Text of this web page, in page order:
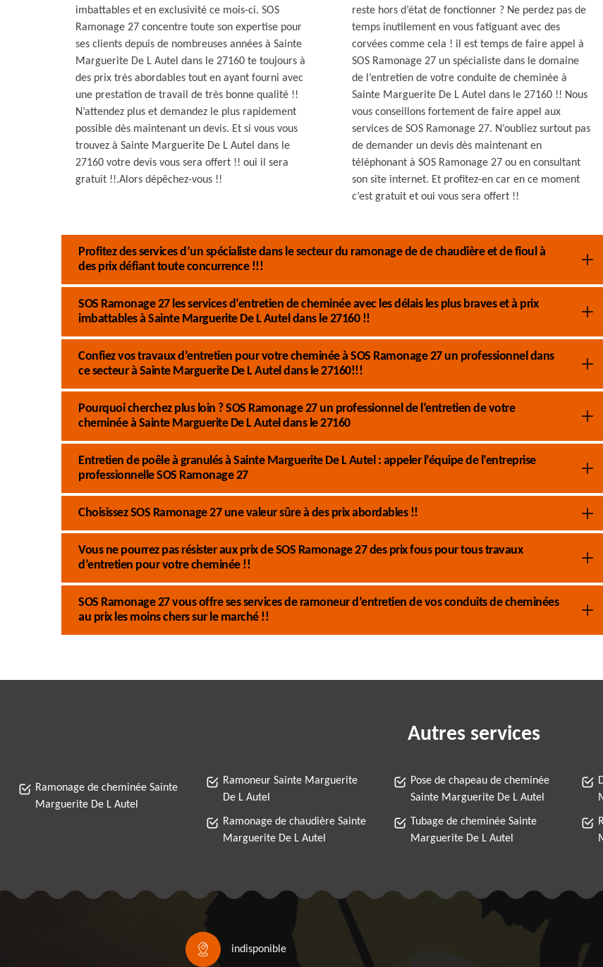
imbattables et en exclusivité ce mois-ci. SOS
Ramonage 27 concentre toute son expertise pour
ses clients depuis de nombreuses années à Sainte
Marguerite De L Autel dans le 27160 te toujours à
des prix très abordables tout en ayant fourni avec
une prestation de travail de très bonne qualité !!
N’attendez plus et demandez le plus rapidement
possible dès maintenant un devis. Et si vous vous
trouvez à Sainte Marguerite De L Autel dans le
27160 votre devis vous sera offert !! oui il sera
gratuit !!.Alors dépêchez-vous !!
reste hors d’état de fonctionner ? Ne perdez pas de
temps inutilement en vous fatiguant avec des
corvées comme cela ! il est temps de faire appel à
SOS Ramonage 27 un spécialiste dans le domaine
de l’entretien de votre conduite de cheminée à
Sainte Marguerite De L Autel dans le 27160 !! Nous
vous conseillons fortement de faire appel aux
services de SOS Ramonage 27. N’oubliez surtout pas
de demander un devis dès maintenant en
téléphonant à SOS Ramonage 27 ou en consultant
son site internet. Et profitez-en car en ce moment
c’est gratuit et oui vous sera offert !!
Profitez des services d’un spécialiste dans le secteur du ramonage de de chaudière et de fioul à
des prix défiant toute concurrence !!!
SOS Ramonage 27 les services d’entretien de cheminée avec les délais les plus braves et à prix
imbattables à Sainte Marguerite De L Autel dans le 27160 !!
Confiez vos travaux d’entretien pour votre cheminée à SOS Ramonage 27 un professionnel dans
ce secteur à Sainte Marguerite De L Autel dans le 27160!!!
Pourquoi cherchez plus loin ? SOS Ramonage 27 un professionnel de l’entretien de votre
cheminée à Sainte Marguerite De L Autel dans le 27160
Entretien de poêle à granulés à Sainte Marguerite De L Autel : appeler l’équipe de l’entreprise
professionnelle SOS Ramonage 27
Choisissez SOS Ramonage 27 une valeur sûre à des prix abordables !!
Vous ne pourrez pas résister aux prix de SOS Ramonage 27 des prix fous pour tous travaux
d’entretien pour votre cheminée !!
SOS Ramonage 27 vous offre ses services de ramoneur d’entretien de vos conduits de cheminées
au prix les moins chers sur le marché !!
Autres services
Ramonage de cheminée Sainte
Marguerite De L Autel
Ramoneur Sainte Marguerite
De L Autel
Ramonage de chaudière Sainte
Marguerite De L Autel
Pose de chapeau de cheminée
Sainte Marguerite De L Autel
Tubage de cheminée Sainte
Marguerite De L Autel
indisponible